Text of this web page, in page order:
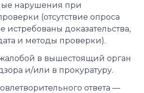
нарушения при
(отсутствие опроса
истребованы доказательства,
и методы проверки).
в вышестоящий орган
и/или в прокуратуру.
ответа —